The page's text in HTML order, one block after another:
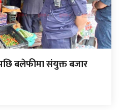
बलेफीमा संयुक्त बजार